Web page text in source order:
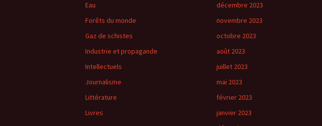
Eau
Forêts du monde
Gaz de schistes
Industrie et propagande
Intellectuels
Journalisme
Littérature
Livres
décembre 2023
novembre 2023
octobre 2023
août 2023
juillet 2023
mai 2023
février 2023
janvier 2023